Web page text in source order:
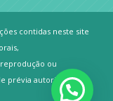
contidas neste site
ou
prévia autorização